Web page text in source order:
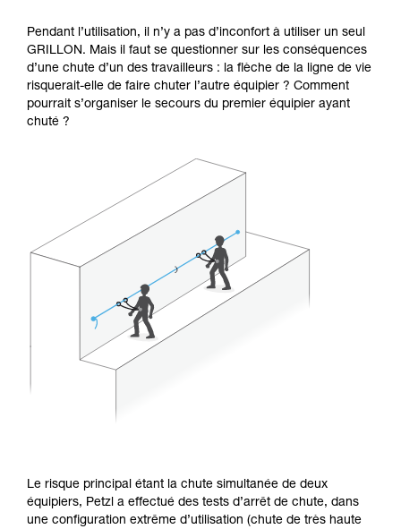
Pendant l’utilisation, il n’y a pas d’inconfort à utiliser un seul
GRILLON. Mais il faut se questionner sur les conséquences
d’une chute d’un des travailleurs : la flèche de la ligne de vie
risquerait-elle de faire chuter l’autre équipier ? Comment
pourrait s’organiser le secours du premier équipier ayant
chuté ?
Le risque principal étant la chute simultanée de deux
équipiers, Petzl a effectué des tests d’arrêt de chute, dans
une configuration extrême d’utilisation (chute de très haute